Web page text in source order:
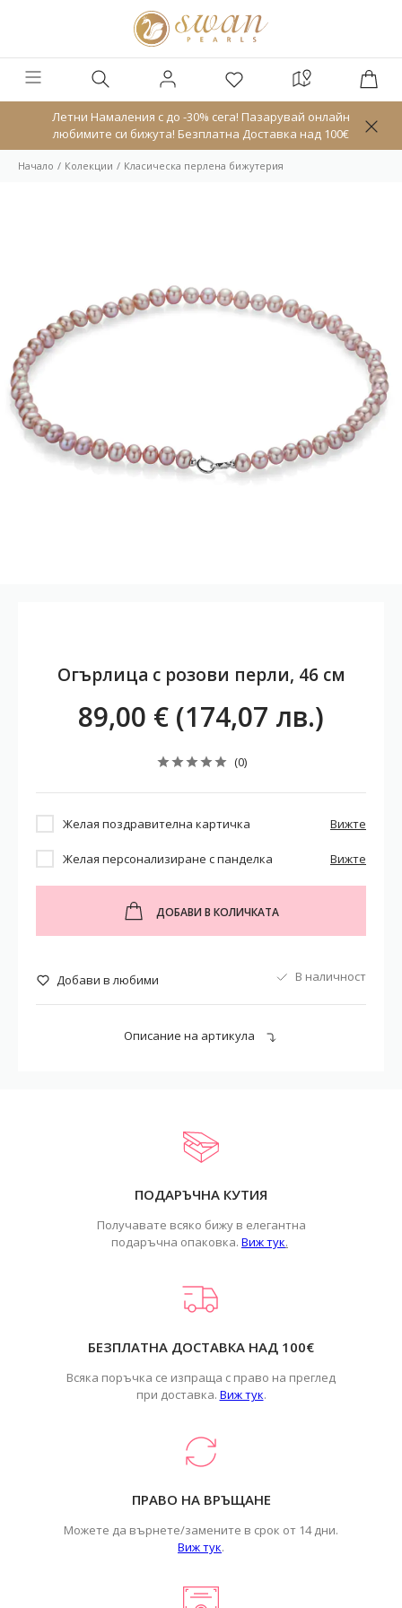
Летни Намаления с до -30% сега! Пазарувай онлайн
любимите си бижута! Безплатна Доставка над 100€
Начало Колекции Класическа перлена бижутерия
Огърлица с розови перли, 46 см
89,00 € (174,07 лв.)
(0)
Желая поздравителна картичка Вижте
Желая персонализиране с панделка Вижте
ДОБАВИ В КОЛИЧКАТА
Добави в любими В наличност
Описание на артикула
ПОДАРЪЧНА КУТИЯ
Получавате всяко бижу в елегантна
подаръчна опаковка. Виж тук.
БЕЗПЛАТНА ДОСТАВКА НАД 100€
Всяка поръчка се изпраща с право на преглед
при доставка. Виж тук.
ПРАВО НА ВРЪЩАНЕ
Можете да върнете/замените в срок от 14 дни.
Виж тук.